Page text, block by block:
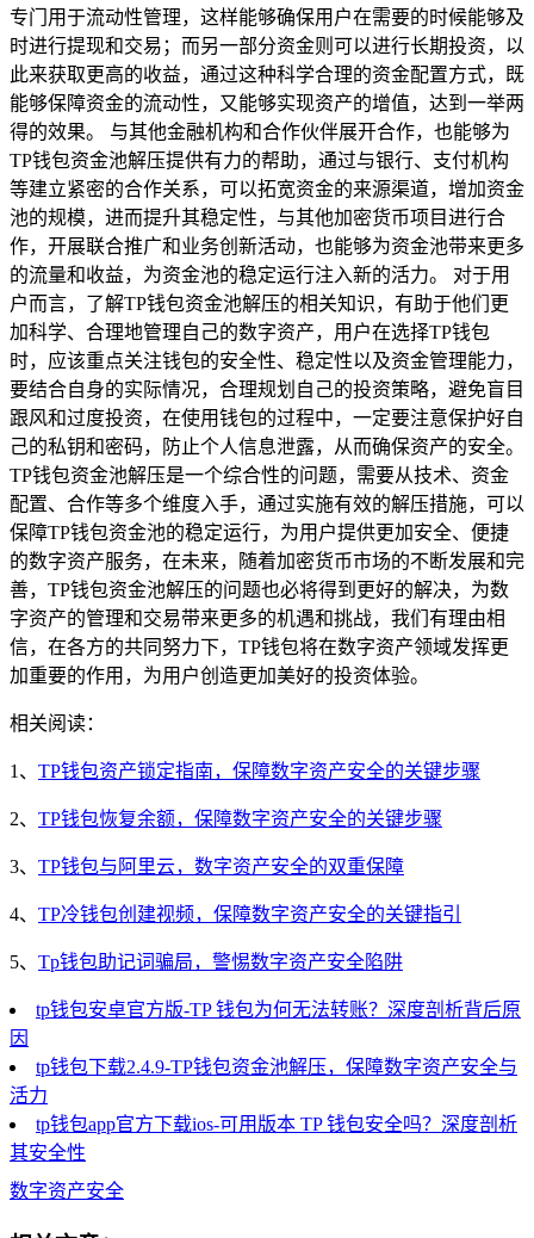
专门用于流动性管理，这样能够确保用户在需要的时候能够及
时进行提现和交易；而另一部分资金则可以进行长期投资，以
此来获取更高的收益，通过这种科学合理的资金配置方式，既
能够保障资金的流动性，又能够实现资产的增值，达到一举两
得的效果。 与其他金融机构和合作伙伴展开合作，也能够为
TP钱包资金池解压提供有力的帮助，通过与银行、支付机构
等建立紧密的合作关系，可以拓宽资金的来源渠道，增加资金
池的规模，进而提升其稳定性，与其他加密货币项目进行合
作，开展联合推广和业务创新活动，也能够为资金池带来更多
的流量和收益，为资金池的稳定运行注入新的活力。 对于用
户而言，了解TP钱包资金池解压的相关知识，有助于他们更
加科学、合理地管理自己的数字资产，用户在选择TP钱包
时，应该重点关注钱包的安全性、稳定性以及资金管理能力，
要结合自身的实际情况，合理规划自己的投资策略，避免盲目
跟风和过度投资，在使用钱包的过程中，一定要注意保护好自
己的私钥和密码，防止个人信息泄露，从而确保资产的安全。
TP钱包资金池解压是一个综合性的问题，需要从技术、资金
配置、合作等多个维度入手，通过实施有效的解压措施，可以
保障TP钱包资金池的稳定运行，为用户提供更加安全、便捷
的数字资产服务，在未来，随着加密货币市场的不断发展和完
善，TP钱包资金池解压的问题也必将得到更好的解决，为数
字资产的管理和交易带来更多的机遇和挑战，我们有理由相
信，在各方的共同努力下，TP钱包将在数字资产领域发挥更
加重要的作用，为用户创造更加美好的投资体验。
相关阅读：
1、 TP钱包资产锁定指南，保障数字资产安全的关键步骤
2、 TP钱包恢复余额，保障数字资产安全的关键步骤
3、 TP钱包与阿里云，数字资产安全的双重保障
4、 TP冷钱包创建视频，保障数字资产安全的关键指引
5、 Tp钱包助记词骗局，警惕数字资产安全陷阱
tp钱包安卓官方版-TP 钱包为何无法转账？深度剖析背后原
因
tp钱包下载2.4.9-TP钱包资金池解压，保障数字资产安全与
活力
tp钱包app官方下载ios-可用版本 TP 钱包安全吗？深度剖析
其安全性
数字资产安全